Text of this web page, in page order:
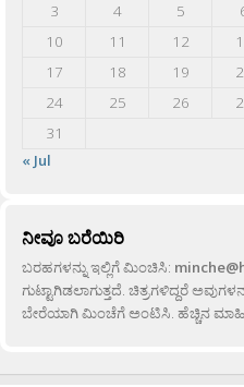
3
4 5
10
11 12
17
18 19
24
25 26
31
« Jul
ನೀವೂ ಬರೆಯಿರಿ
ಬರಹಗಳನ್ನು ಇಲ್ಲಿಗೆ ಮಿಂಚಿಸಿ:
ಗುಟ್ಟಾಗಿಡಲಾಗುತ್ತದೆ. ಚಿತ್ರಗಳಿದ್ದರೆ
ಬೇರೆಯಾಗಿ ಮಿಂಚೆಗೆ ಅಂಟಿಸಿ. ಹೆಚ್ಚಿನ